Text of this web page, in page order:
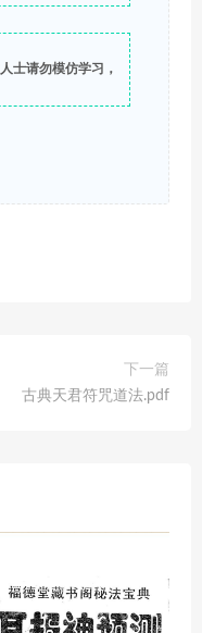
士请勿模仿学习，
下一篇
古典天君符咒道法.pdf